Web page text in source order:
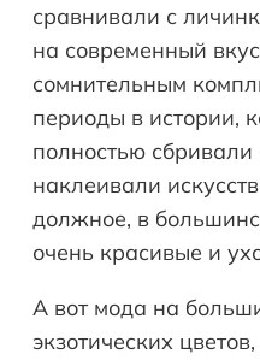
сравнивали с
на современный
сомнительным
периоды в истории,
полностью
наклеивали
должное, в
очень красивые и
А вот мода на
экзотических